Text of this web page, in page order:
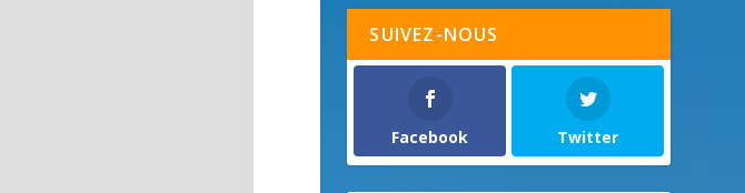
SUIVEZ-NOUS
Facebook Twitter